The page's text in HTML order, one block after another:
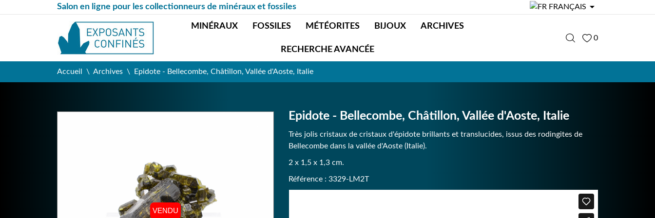
Salon en ligne pour les collectionneurs de minéraux et fossiles FRANÇAIS 
MINÉRAUX FOSSILES MÉTÉORITES BIJOUX ARCHIVES
RECHERCHE AVANCÉE
0
Accueil Archives Epidote - Bellecombe, Châtillon, Vallée d'Aoste, Italie
VENDU
Epidote - Bellecombe, Châtillon, Vallée d'Aoste, Italie
Très jolis cristaux de cristaux d'épidote brillants et translucides, issus des rodingites de
Bellecombe dans la vallée d'Aoste (Italie).
2 x 1,5 x 1,3 cm.
Référence : 3329-LM2T